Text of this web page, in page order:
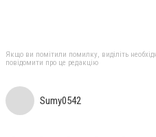
Якщо ви помітили помилку, виділіть
повідомити про це редакцію
Sumy0542